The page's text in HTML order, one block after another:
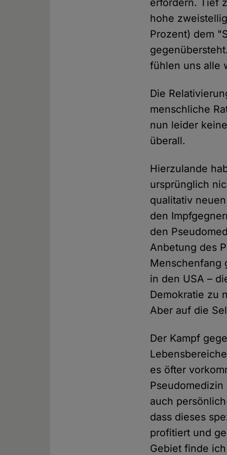
erfordern. Tief
hohe
Prozent) dem
fühlen uns alle
Die
menschliche
nun leider
überall.
Hierzulande
ursprünglich
qualitativ
den
den
Anbetung des
Menschenfang
in den USA –
Demokratie zu
Aber auf die
Der Kampf
es öfter
auch
dass dieses
profitiert und
Gebiet finde